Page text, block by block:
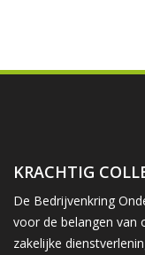
KRACHTIG
De Bedrijvenkring
voor de belangen van
zakelijke